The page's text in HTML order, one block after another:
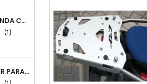
PARRILLA HONDA CRF 1100L AFRICA TWIN (MOD 2020+) COMPATIBLE MONOKEY (GIVI)
(1)
CUBRECÁRTER PARA BMW R1200GS